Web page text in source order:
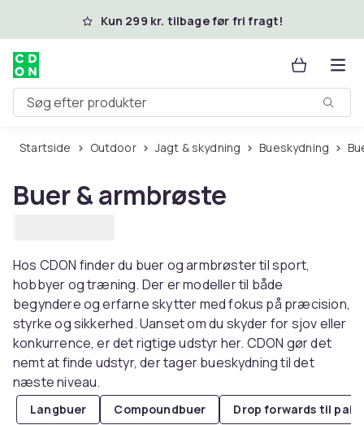
Spring til hovedindhold
Kun 299 kr. tilbage før fri fragt!
Søg efter produkter
Startside Outdoor Jagt & skydning Bueskydning
Buer & armbrøste
Hos CDON finder du buer og armbrøster til sport,
hobbyer og træning. Der er modeller til både
begyndere og erfarne skytter med fokus på præcision,
styrke og sikkerhed. Uanset om du skyder for sjov eller
konkurrence, er det rigtige udstyr her. CDON gør det
nemt at finde udstyr, der tager bueskydning til det
næste niveau.
Langbuer Compoundbuer Drop forwards til